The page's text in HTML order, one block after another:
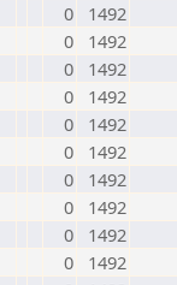
0
1492
0
1492
0
1492
0
1492
0
1492
0
1492
0
1492
0
1492
0
1492
0
1492